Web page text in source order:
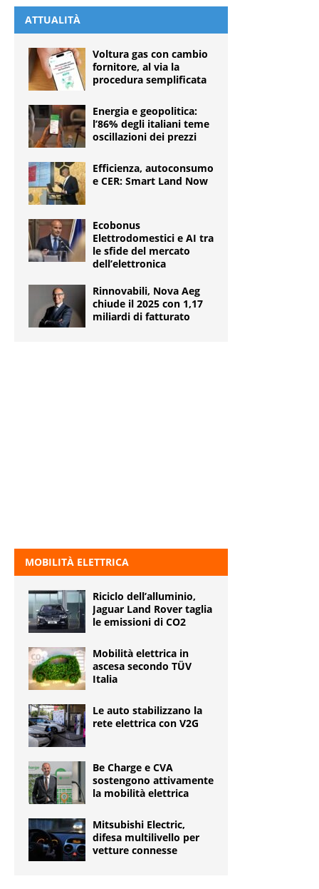
ATTUALITÀ
Voltura gas con cambio
fornitore, al via la
procedura semplificata
Energia e geopolitica:
l’86% degli italiani teme
oscillazioni dei prezzi
Efficienza, autoconsumo
e CER: Smart Land Now
Ecobonus
Elettrodomestici e AI tra
le sfide del mercato
dell’elettronica
Rinnovabili, Nova Aeg
chiude il 2025 con 1,17
miliardi di fatturato
MOBILITÀ ELETTRICA
Riciclo dell’alluminio,
Jaguar Land Rover taglia
le emissioni di CO2
Mobilità elettrica in
ascesa secondo TÜV
Italia
Le auto stabilizzano la
rete elettrica con V2G
Be Charge e CVA
sostengono attivamente
la mobilità elettrica
Mitsubishi Electric,
difesa multilivello per
vetture connesse